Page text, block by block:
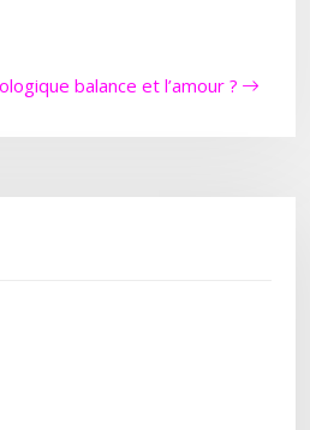
balance et l’amour ?